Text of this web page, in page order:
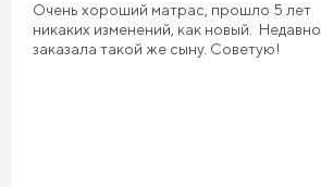
Очень хороший матрас, прошло 5 лет
никаких изменений, как новый. Недавно
заказала такой же сыну. Советую!